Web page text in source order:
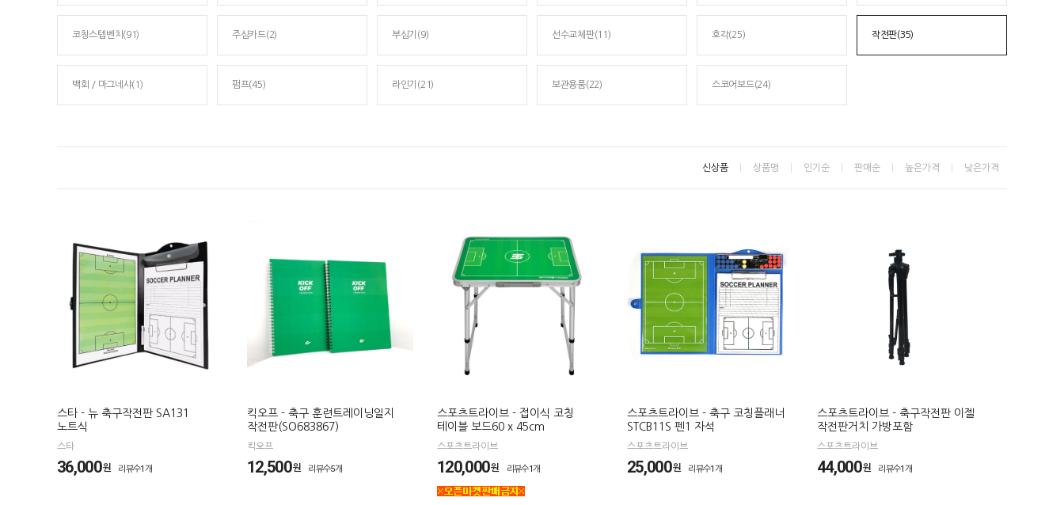
코칭스텝벤치(91) 주심카드(2) 부심기(9) 선수교체판(11) 호각(25) 작전판(35)
백회 / 마그네샤(1) 펌프(45) 라인기(21) 보관용품(22) 스코어보드(24)
신상품 상품명 인기순 판매순 높은가격 낮은가격
스타 - 뉴 축구작전판 SA131
노트식
스타
36,000원 리뷰수1개
킥오프 - 축구 훈련트레이닝일지
작전판(SO683867)
킥오프
12,500원 리뷰수5개
스포츠트라이브 - 접이식 코칭
테이블 보드60 x 45cm
스포츠트라이브
120,000원 리뷰수1개
스포츠트라이브 - 축구 코칭플래너
STCB11S 펜1 자석
스포츠트라이브
25,000원 리뷰수1개
스포츠트라이브 - 축구작전판 이젤
작전판거치 가방포함
스포츠트라이브
44,000원 리뷰수1개